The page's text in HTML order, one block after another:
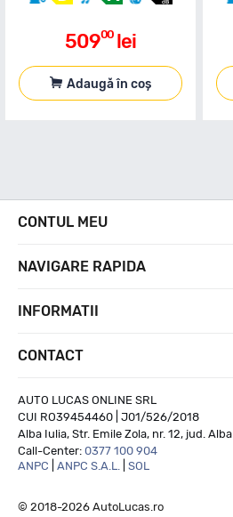
50900 lei
Adaugă în coș
CONTUL MEU
NAVIGARE RAPIDA
INFORMATII
CONTACT
AUTO LUCAS ONLINE SRL
CUI RO39454460 | J01/526/2018
Alba Iulia, Str. Emile Zola, nr. 12, jud. Alba
Call-Center: 0377 100 904
ANPC
ANPC S.A.L. SOL
© 2018-2026 AutoLucas.ro